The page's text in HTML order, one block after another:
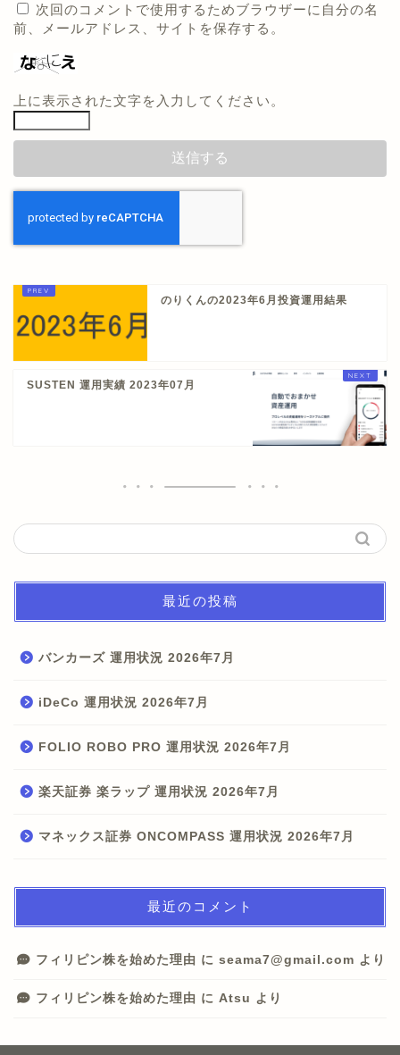
次回のコメントで使用するためブラウザーに自分の名
前、メールアドレス、サイトを保存する。
上に表示された文字を入力してください。
のりくんの2023年6月投資運用結果
SUSTEN 運用実績 2023年07月
最近の投稿
バンカーズ 運用状況 2026年7月
iDeCo 運用状況 2026年7月
FOLIO ROBO PRO 運用状況 2026年7月
楽天証券 楽ラップ 運用状況 2026年7月
マネックス証券 ONCOMPASS 運用状況 2026年7月
最近のコメント
フィリピン株を始めた理由 に seama7@gmail.com より
フィリピン株を始めた理由 に Atsu より